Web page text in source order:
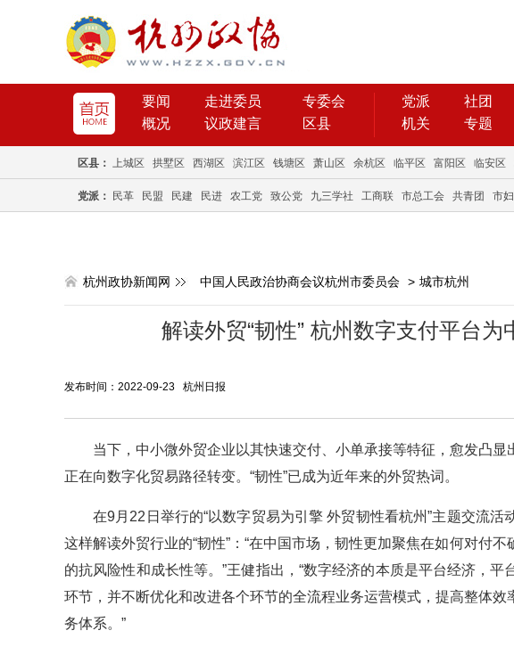
要闻 走进委员
专委会
概况
议政建言 区县
党派 社团
机关
专题
区县： 上城区 拱墅区 西湖区 滨江区 钱塘区 萧山区 余杭区 临平区 富阳区 临安区
党派： 民革 民盟 民建 民进 农工党 致公党 九三学社 工商联 市总工会 共青团 市
杭州政协新闻网 中国人民政治协商会议杭州市委员会 > 城市杭州
解读外贸“韧性” 杭州数字支付平台为
发布时间：2022-09-23 杭州日报
当下，中小微外贸企业以其快速交付、小单承接等特征，愈发凸
正在向数字化贸易路径转变。“韧性”已成为近年来的外贸热词。
在9月22日举行的“以数字贸易为引擎 外贸韧性看杭州”主题交流
这样解读外贸行业的“韧性”：“在中国市场，韧性更加聚焦在如何对付
的抗风险性和成长性等。”王健指出，“数字经济的本质是平台经济，
环节，并不断优化和改进各个环节的全流程业务运营模式，提高整体
务体系。”